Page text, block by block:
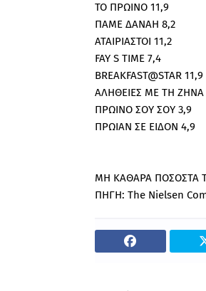
ΤΟ ΠΡΩΙΝΟ 11,9
ΠΑΜΕ ΔΑΝΑΗ 8,2
ΑΤΑΙΡΙΑΣΤΟΙ 11,2
FAY S TIME 7,4
BREAKFAST@STAR 11,9
ΑΛΗΘΕΙΕΣ ΜΕ ΤΗ ΖΗΝΑ
ΠΡΩΙΝΟ ΣΟΥ ΣΟΥ 3,9
ΠΡΩΙΑΝ ΣΕ ΕΙΔΟΝ 4,9
ΜΗ ΚΑΘΑΡΑ ΠΟΣΟΣΤΑ
ΠΗΓΗ: The Nielsen